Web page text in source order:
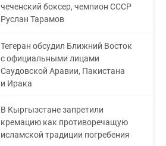
чеченский боксер, чемпион СССР
Руслан Тарамов
Тегеран обсудил Ближний Восток
с официальными лицами
Саудовской Аравии, Пакистана
и Ирака
В Кыргызстане запретили
кремацию как противоречащую
исламской традиции погребения